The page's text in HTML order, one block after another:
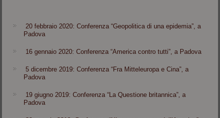
20 febbraio 2020: Conferenza “Geopolitica di una epidemia”, a
Padova
16 gennaio 2020: Conferenza “America contro tutti”, a Padova
5 dicembre 2019: Conferenza “Fra Mitteleuropa e Cina”, a
Padova
19 giugno 2019: Conferenza “La Questione britannica”, a
Padova